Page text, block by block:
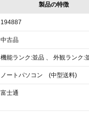
製品の特徴
194887
中古品
機能ランク:並品 、 外観ランク:
ノートパソコン (中型送料)
富士通